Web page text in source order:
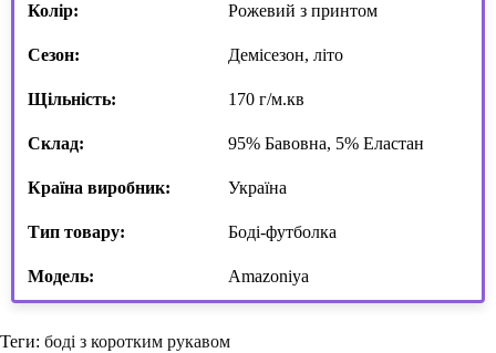
Колір: Рожевий з принтом
Сезон: Демісезон, літо
Щільність: 170 г/м.кв
Склад: 95% Бавовна, 5% Еластан
Країна виробник: Україна
Тип товару: Боді-футболка
Модель: Amazoniya
Теги: боді з коротким рукавом